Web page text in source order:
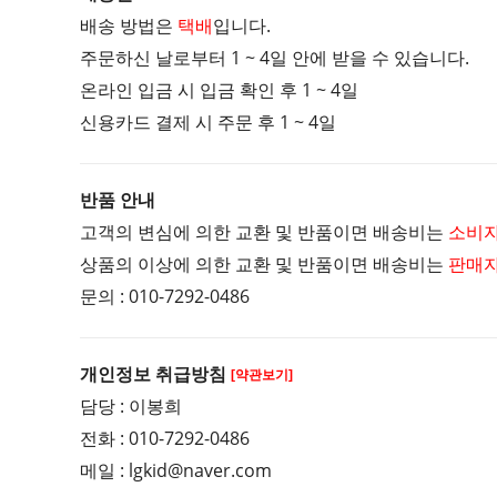
배송 방법은 택배입니다.
주문하신 날로부터 1 ~ 4일 안에 받을 수 있습니다.
온라인 입금 시 입금 확인 후 1 ~ 4일
신용카드 결제 시 주문 후 1 ~ 4일
반품 안내
고객의 변심에 의한 교환 및 반품이면 배송비는 소비
상품의 이상에 의한 교환 및 반품이면 배송비는 판매
문의 : 010-7292-0486
개인정보 취급방침 [약관보기]
담당 : 이봉희
전화 : 010-7292-0486
메일 : lgkid@naver.com